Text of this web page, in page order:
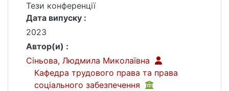
Тези конференції
Дата випуску :
2023
Автор(и) :
Сіньова, Людмила Миколаївна
Кафедра трудового права та права
соціального забезпечення